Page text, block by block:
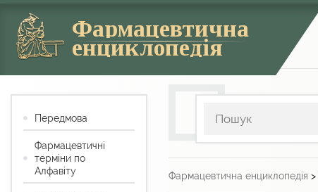
Фармацевтична
енциклопедія
Фармацевтична енциклопедія >
Передмова
Фармацевтичні
терміни по
Алфавіту